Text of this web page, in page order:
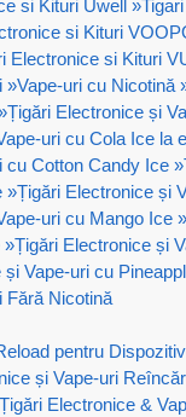
si Kituri Uwell »
si Kituri
Electronice si Kituri
»Vape-uri cu Nicotină
Țigări Electronice și
uri cu Cola Ice la
cu Cotton Candy Ice »
»Țigări Electronice și
uri cu Mango Ice »
»Țigări Electronice și
Vape-uri cu
Fără Nicotină
pentru
și Vape-uri
Electronice &